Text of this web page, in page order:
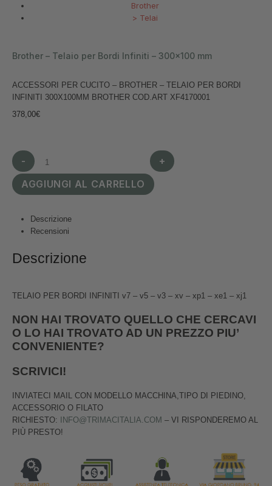
Brother
> Telai
Brother – Telaio per Bordi Infiniti – 300×100 mm
ACCESSORI PER CUCITO – BROTHER – TELAIO PER BORDI
INFINITI 300X100MM BROTHER COD.ART XF4170001
378,00€
-
+
AGGIUNGI AL CARRELLO
Descrizione
Recensioni
Descrizione
TELAIO PER BORDI INFINITI v7 – v5 – v3 – xv – xp1 – xe1 – xj1
NON HAI TROVATO QUELLO CHE CERCAVI
O LO HAI TROVATO AD UN PREZZO PIU’
CONVENIENTE?
SCRIVICI!
INVIATECI MAIL CON MODELLO MACCHINA,TIPO DI PIEDINO,
ACCESSORIO O FILATO
RICHIESTO:
INFO@TRIMACITALIA.COM – VI RISPONDEREMO AL
PIÙ PRESTO!